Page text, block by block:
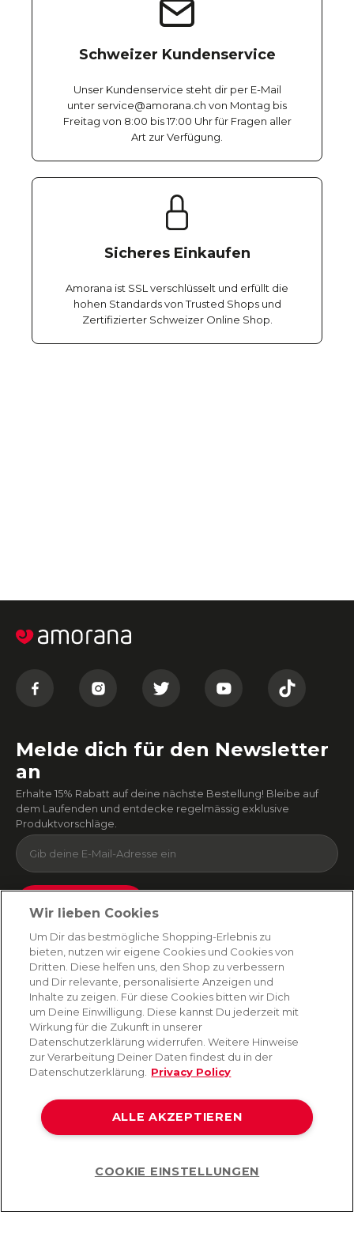
Schweizer Kundenservice
Unser Kundenservice steht dir per E-Mail
unter service@amorana.ch von Montag bis
Freitag von 8:00 bis 17:00 Uhr für Fragen aller
Art zur Verfügung.
Sicheres Einkaufen
Amorana ist SSL verschlüsselt und erfüllt die
hohen Standards von Trusted Shops und
Zertifizierter Schweizer Online Shop.
Melde dich für den Newsletter
an
Erhalte 15% Rabatt auf deine nächste Bestellung! Bleibe auf
dem Laufenden und entdecke regelmässig exklusive
Produktvorschläge.
Absenden
Du kannst dich jederzeit von unserem Newsletter abmelden. Indem du fortfährst, stimmst
du unseren E-Mail-Bedingungenund Datenschutzbestimmungen zu
AMORANA
MARKEN
SERVICE
©2026 Lovehoney Group Switzerland AG. Alle Rechte vorbehalten
Wir lieben Cookies
Um Dir das bestmögliche Shopping-Erlebnis zu
bieten, nutzen wir eigene Cookies und Cookies von
Dritten. Diese helfen uns, den Shop zu verbessern
und Dir relevante, personalisierte Anzeigen und
Inhalte zu zeigen. Für diese Cookies bitten wir Dich
um Deine Einwilligung. Diese kannst Du jederzeit mit
Wirkung für die Zukunft in unserer
Datenschutzerklärung widerrufen. Weitere Hinweise
zur Verarbeitung Deiner Daten findest du in der
Datenschutzerklärung.
Privacy Policy
ALLE AKZEPTIEREN
COOKIE EINSTELLUNGEN